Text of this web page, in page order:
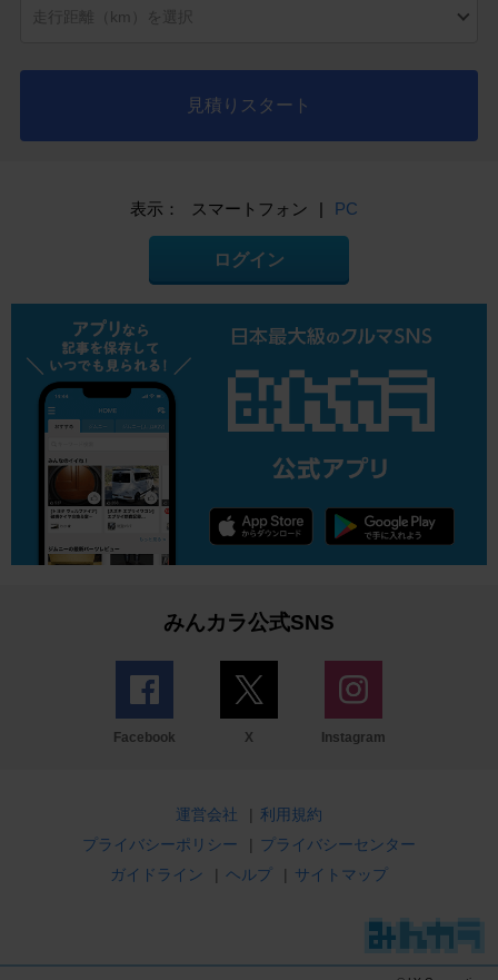
見積りスタート
表示： スマートフォン | PC
ログイン
みんカラ公式SNS
Facebook X Instagram
運営会社 | 利用規約
プライバシーポリシー
| プライバシーセンター
ガイドライン
| ヘルプ | サイトマップ